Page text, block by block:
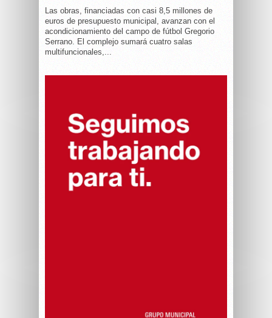
Las obras, financiadas con casi 8,5 millones de
euros de presupuesto municipal, avanzan con el
acondicionamiento del campo de fútbol Gregorio
Serrano. El complejo sumará cuatro salas
multifuncionales,...